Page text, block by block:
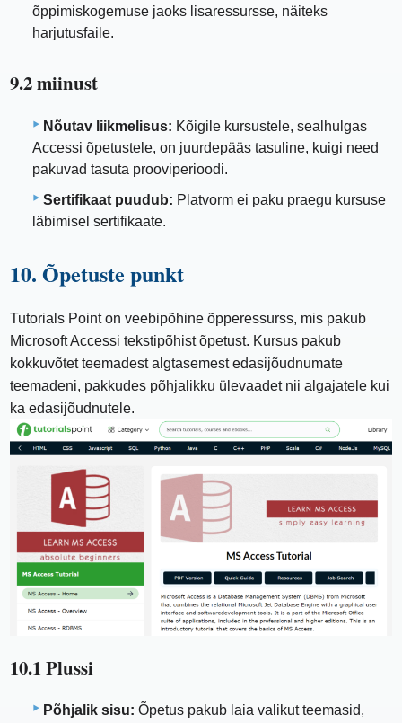
õppimiskogemuse jaoks lisaressursse, näiteks
harjutusfaile.
9.2 miinust
Nõutav liikmelisus: Kõigile kursustele, sealhulgas
Accessi õpetustele, on juurdepääs tasuline, kuigi need
pakuvad tasuta prooviperioodi.
Sertifikaat puudub: Platvorm ei paku praegu kursuse
läbimisel sertifikaate.
10. Õpetuste punkt
Tutorials Point on veebipõhine õpperessurss, mis pakub
Microsoft Accessi tekstipõhist õpetust. Kursus pakub
kokkuvõtet teemadest algtasemest edasijõudnumate
teemadeni, pakkudes põhjalikku ülevaadet nii algajatele kui
ka edasijõudnutele.
10.1 Plussi
Põhjalik sisu: Õpetus pakub laia valikut teemasid,